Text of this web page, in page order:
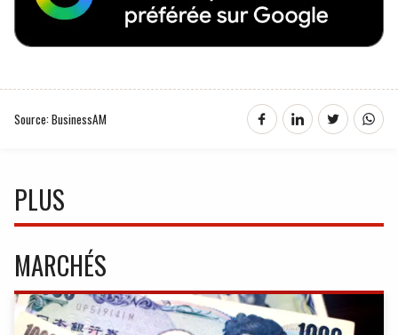
Source: BusinessAM
PLUS
MARCHÉS